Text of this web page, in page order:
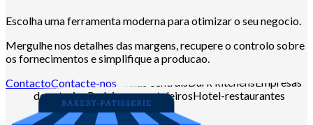
Para quem?
Cadeias e grandes grupos
Restaurantes
independentesCozinhas centraisDark kitchensEmpresas
de cateringPadeiros e pasteleirosHotel-restaurantes
Escolha uma ferramenta moderna para otimizar o seu negocio.
Mergulhe nos detalhes das margens, recupere o controlo sobre
os fornecimentos e simplifique a producao.
ContactoContacte-nos